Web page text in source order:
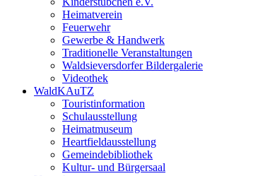
Heimatverein
Feuerwehr
Gewerbe & Handwerk
Traditionelle Veranstaltungen
Waldsieversdorfer Bildergalerie
Videothek
WaldKAuTZ
Touristinformation
Schulausstellung
Heimatmuseum
Heartfieldausstellung
Gemeindebibliothek
Kultur- und Bürgersaal